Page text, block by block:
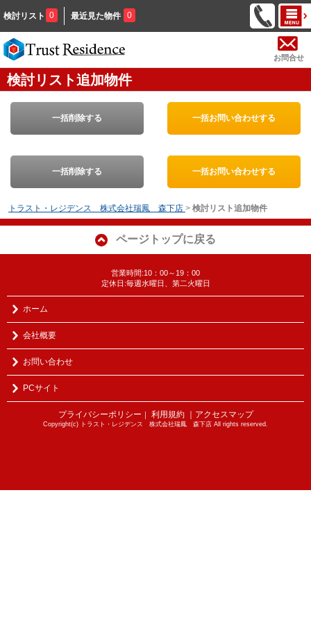
検討リスト 0 最近見た物件 0
お問合せ
検討リスト追加物件
一括削除する 一括お問い合わせする
一括削除する 一括お問い合わせする
トラスト・レジデンス 株式会社瑞鳳 森下店 > 検討リスト追加物件
ページトップに戻る
営業時間:10：00～19：00
定休日:毎週水曜日、第二火曜日
ホーム
会社概要
お問い合わせ
PCサイト
プライバシーポリシー ｜ 利用規約 ｜アクセスマップ
Copyright(c) トラスト・レジデンス 株式会社瑞鳳 森下店 All rights reserved.